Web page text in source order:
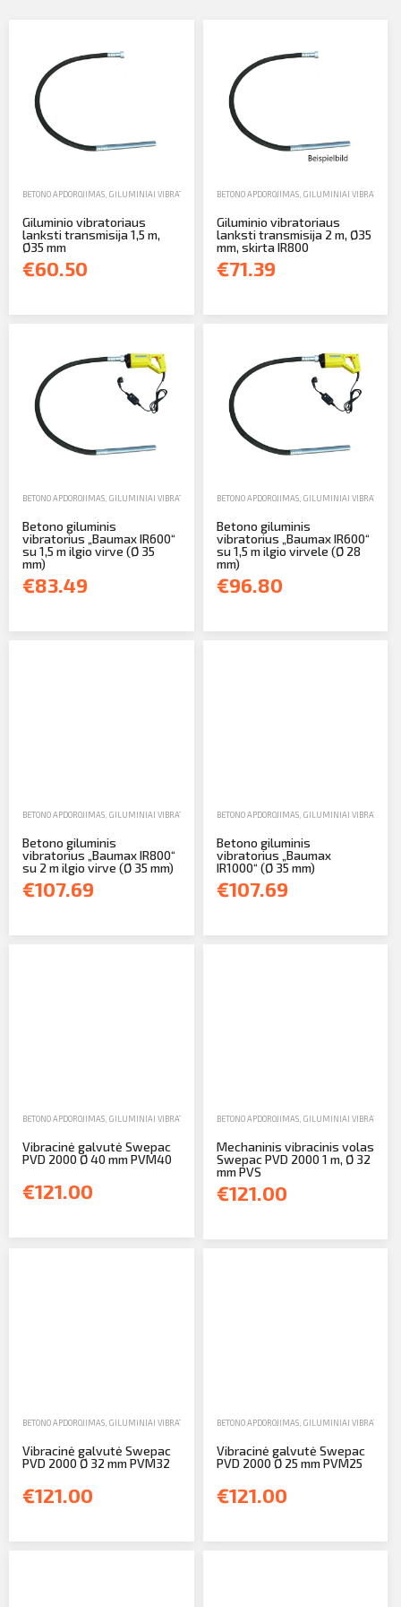
Atsijungti
SIŲSTI
BETONO APDOROJIMAS GILUMINIAI VIBRATORIAI PARDAVIMAS
Giluminio vibratoriaus
lanksti transmisija 1,5 m,
Ø35 mm
€60.50
BETONO APDOROJIMAS, GILUMINIAI VIBRATORIAI
Giluminio vibratoriaus
lanksti transmisija 2 m, Ø35
mm, skirta IR800
€71.39
BETONO APDOROJIMAS GILUMINIAI VIBRATORIAI PARDAVIMAS
Betono giluminis
vibratorius „Baumax IR600“
su 1,5 m ilgio virve (Ø 35
mm)
€83.49
BETONO APDOROJIMAS, GILUMINIAI VIBRATORIAI
Betono giluminis
vibratorius „Baumax IR600“
su 1,5 m ilgio virvele (Ø 28
mm)
€96.80
BETONO APDOROJIMAS GILUMINIAI VIBRATORIAI PARDAVIMAS
Betono giluminis
vibratorius „Baumax IR800“
su 2 m ilgio virve (Ø 35 mm)
€107.69
BETONO APDOROJIMAS, GILUMINIAI VIBRATORIAI
Betono giluminis
vibratorius „Baumax
IR1000“ (Ø 35 mm)
€107.69
BETONO APDOROJIMAS GILUMINIAI VIBRATORIAI PARDAVIMAS
Vibracinė galvutė Swepac
PVD 2000 Ø 40 mm PVM40
€121.00
BETONO APDOROJIMAS, GILUMINIAI VIBRATORIAI
Mechaninis vibracinis volas
Swepac PVD 2000 1 m, Ø 32
mm PVS
€121.00
BETONO APDOROJIMAS GILUMINIAI VIBRATORIAI PARDAVIMAS
Vibracinė galvutė Swepac
PVD 2000 Ø 32 mm PVM32
€121.00
BETONO APDOROJIMAS, GILUMINIAI VIBRATORIAI
Vibracinė galvutė Swepac
PVD 2000 Ø 25 mm PVM25
€121.00